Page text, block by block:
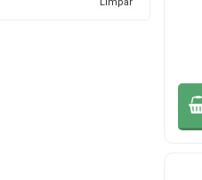
Limpar